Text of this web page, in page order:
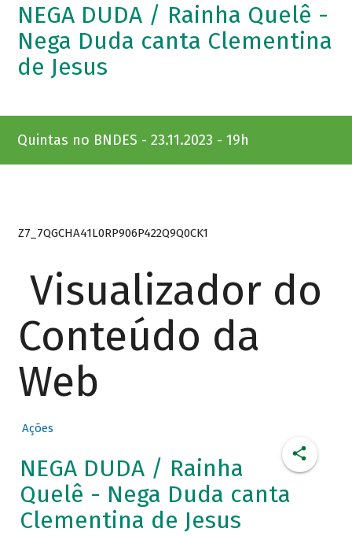
NEGA DUDA / Rainha Quelê -
Nega Duda canta Clementina
de Jesus
Quintas no BNDES - 23.11.2023 - 19h
Z7_7QGCHA41L0RP906P422Q9Q0CK1
Visualizador do
Conteúdo da
Web
Ações
NEGA DUDA / Rainha
Quelê - Nega Duda canta
Clementina de Jesus